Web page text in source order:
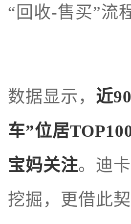
“回收-售买”流
数据显示， 近
车”位居
宝妈关注。迪
挖掘，更借此